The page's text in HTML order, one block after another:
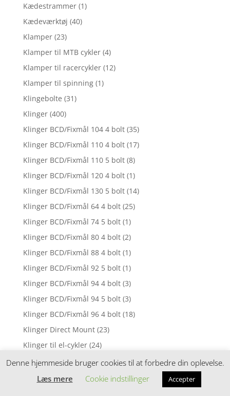
Kædestrammer (1)
Kædeværktøj (40)
Klamper (23)
Klamper til MTB cykler (4)
Klamper til racercykler (12)
Klamper til spinning (1)
Klingebolte (31)
Klinger (400)
Klinger BCD/Fixmål 104 4 bolt (35)
Klinger BCD/Fixmål 110 4 bolt (17)
Klinger BCD/Fixmål 110 5 bolt (8)
Klinger BCD/Fixmål 120 4 bolt (1)
Klinger BCD/Fixmål 130 5 bolt (14)
Klinger BCD/Fixmål 64 4 bolt (25)
Klinger BCD/Fixmål 74 5 bolt (1)
Klinger BCD/Fixmål 80 4 bolt (2)
Klinger BCD/Fixmål 88 4 bolt (1)
Klinger BCD/Fixmål 92 5 bolt (1)
Klinger BCD/Fixmål 94 4 bolt (3)
Klinger BCD/Fixmål 94 5 bolt (3)
Klinger BCD/Fixmål 96 4 bolt (18)
Klinger Direct Mount (23)
Klinger til el-cykler (24)
Knickers Dame (9)
Knickers Herre
Denne hjemmeside bruger cookies til at forbedre din oplevelse.
Læs mere
Cookie indstillinger Accepter